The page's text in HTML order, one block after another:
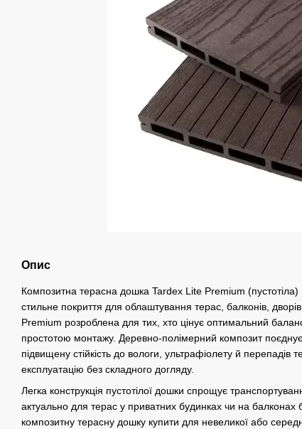
Опис
Композитна терасна дошка Tardex Lite Premium
стильне покриття для облаштування терас, балконів,
Premium розроблена для тих, хто цінує оптимальний
простотою монтажу. Деревно-полімерний композит
підвищену стійкість до вологи, ультрафіолету й перепадів
експлуатацію без складного догляду.
Легка конструкція пустотілої дошки спрощує
актуально для терас у приватних будинках чи на балконах
композитну терасну дошку купити для невеликої або